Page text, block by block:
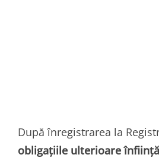
După înregistrarea la
obligațiile ulterioare